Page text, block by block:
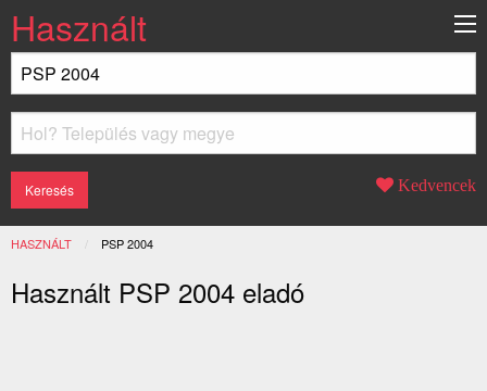
Használt
Kedvencek
HASZNÁLT JELENLEGI:
PSP 2004
Használt PSP 2004 eladó